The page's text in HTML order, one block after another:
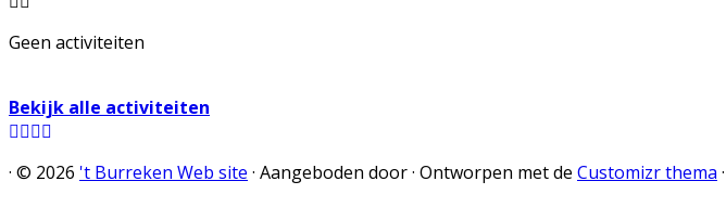
Geen activiteiten
Bekijk alle activiteiten
· © 2026 't Burreken Web site · Aangeboden door· Ontworpen met de Customizr thema ·